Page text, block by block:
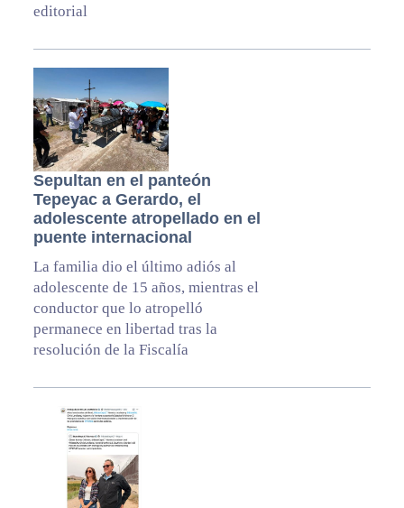
editorial
Sepultan en el panteón
Tepeyac a Gerardo, el
adolescente atropellado en el
puente internacional
La familia dio el último adiós al
adolescente de 15 años, mientras el
conductor que lo atropelló
permanece en libertad tras la
resolución de la Fiscalía